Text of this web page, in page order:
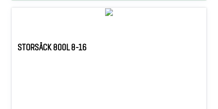
STORSÄCK 800L 8-16